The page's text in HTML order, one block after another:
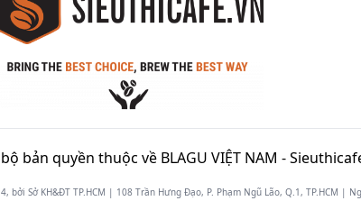
bản quyền thuộc về BLAGU VIỆT NAM -
bởi Sở KH&ĐT TP.HCM | 108 Trần Hưng Đạo, P. Phạm Ngũ Lão, Q.1, TP.HCM